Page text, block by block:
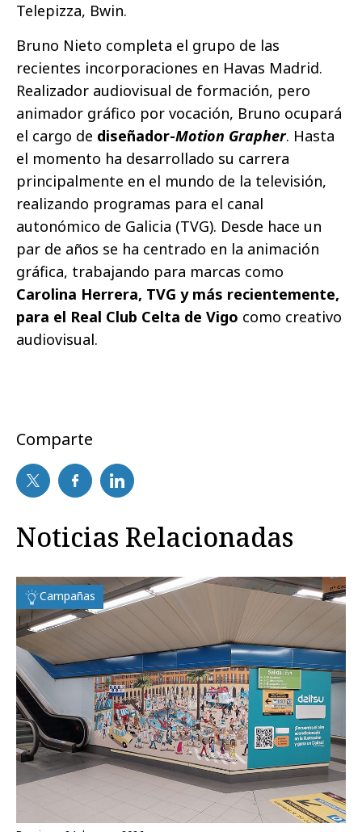
Telepizza, Bwin.
Bruno Nieto completa el grupo de las
recientes incorporaciones en Havas Madrid.
Realizador audiovisual de formación, pero
animador gráfico por vocación, Bruno ocupará
el cargo de diseñador-Motion Grapher. Hasta
el momento ha desarrollado su carrera
principalmente en el mundo de la televisión,
realizando programas para el canal
autonómico de Galicia (TVG). Desde hace un
par de años se ha centrado en la animación
gráfica, trabajando para marcas como
Carolina Herrera, TVG y más recientemente,
para el Real Club Celta de Vigo como creativo
audiovisual.
Comparte
Noticias Relacionadas
Campañas